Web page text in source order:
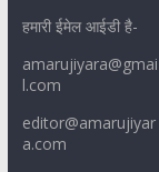
हमारी ईमेल आईडी है-
amarujiyara@gmai
l.com
editor@amarujiyar
a.com